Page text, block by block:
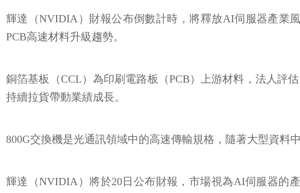
輝達（NVIDIA）財報公布倒數計時，將釋放AI伺服器產業
PCB高速材料升級趨勢。
銅箔基板（CCL）為印刷電路板（PCB）上游材料，法人評
持續拉貨帶動業績成長。
800G交換機是光通訊領域中的高速傳輸規格，隨著大型資料
輝達（NVIDIA）將於20日公布財報，市場視為AI伺服器的